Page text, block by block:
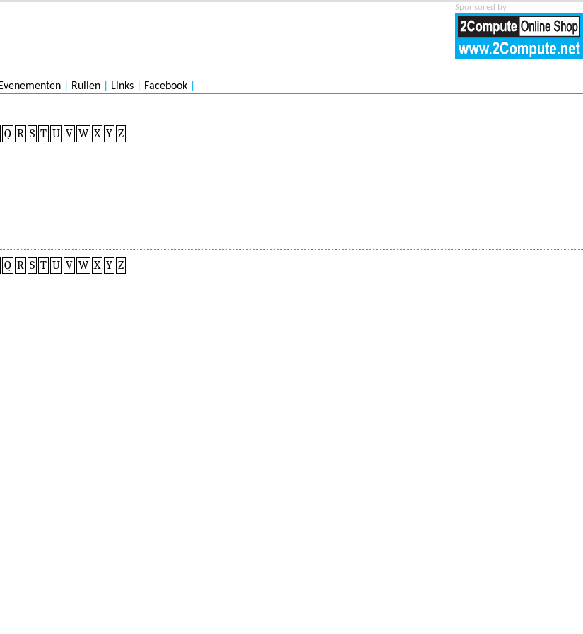
Sponsored by
Evenementen Ruilen Links Facebook
Q R S T U V W X Y Z
Q R S T U V W X Y Z